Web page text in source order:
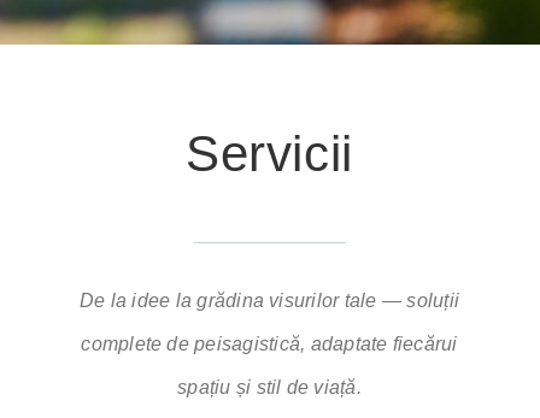
Servicii
De la idee la grădina visurilor tale — soluții
complete de peisagistică, adaptate fiecărui
spațiu și stil de viață.